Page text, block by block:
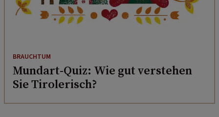
BRAUCHTUM
Mundart-Quiz: Wie gut verstehen
Sie Tirolerisch?